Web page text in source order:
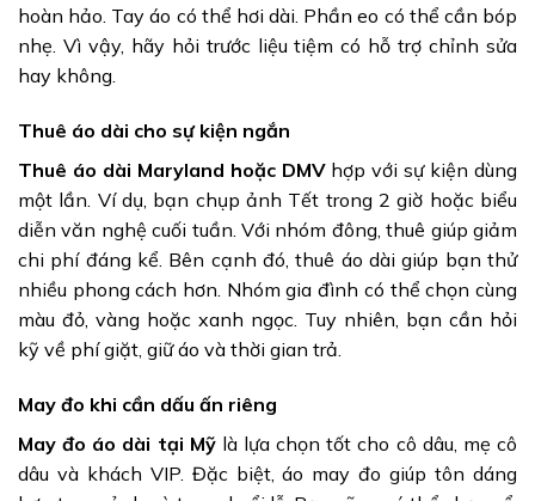
hoàn hảo. Tay áo có thể hơi dài. Phần eo có thể cần bóp
nhẹ. Vì vậy, hãy hỏi trước liệu tiệm có hỗ trợ chỉnh sửa
hay không.
Thuê áo dài cho sự kiện ngắn
Thuê áo dài Maryland hoặc DMVhợp với sự kiện dùng
một lần. Ví dụ, bạn chụp ảnh Tết trong 2 giờ hoặc biểu
diễn văn nghệ cuối tuần. Với nhóm đông, thuê giúp giảm
chi phí đáng kể. Bên cạnh đó, thuê áo dài giúp bạn thử
nhiều phong cách hơn. Nhóm gia đình có thể chọn cùng
màu đỏ, vàng hoặc xanh ngọc. Tuy nhiên, bạn cần hỏi
kỹ về phí giặt, giữ áo và thời gian trả.
May đo khi cần dấu ấn riêng
May đo áo dài tại Mỹlà lựa chọn tốt cho cô dâu, mẹ cô
dâu và khách VIP. Đặc biệt, áo may đo giúp tôn dáng